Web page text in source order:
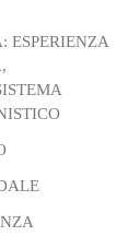
ESPERIENZA